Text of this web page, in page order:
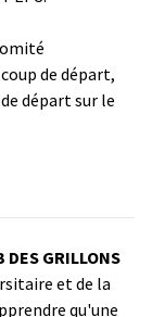
de départ,
départ sur le
DES GRILLONS
et de la
qu'une